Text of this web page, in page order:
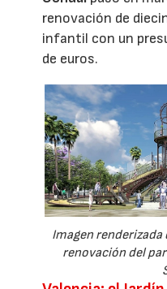
renovación de
infantil con un
de euros.
Imagen
renovación del